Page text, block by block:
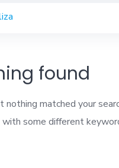
found
nothing matched your
with some different